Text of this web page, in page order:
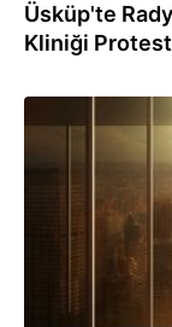
Üsküp'te
Kliniği
12.08.2023